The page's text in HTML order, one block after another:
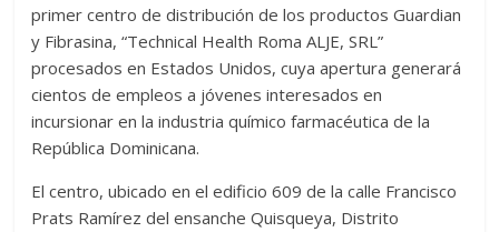
primer centro de distribución de los productos Guardian
y Fibrasina, “Technical Health Roma ALJE, SRL”
procesados en Estados Unidos, cuya apertura generará
cientos de empleos a jóvenes interesados en
incursionar en la industria químico farmacéutica de la
República Dominicana.
El centro, ubicado en el edificio 609 de la calle Francisco
Prats Ramírez del ensanche Quisqueya, Distrito